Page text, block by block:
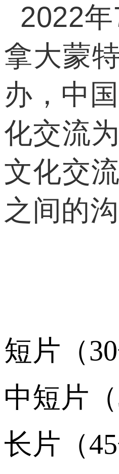
2022
拿大蒙
办，中
化交流
文化交
之间的
短片（
中短片
长片（